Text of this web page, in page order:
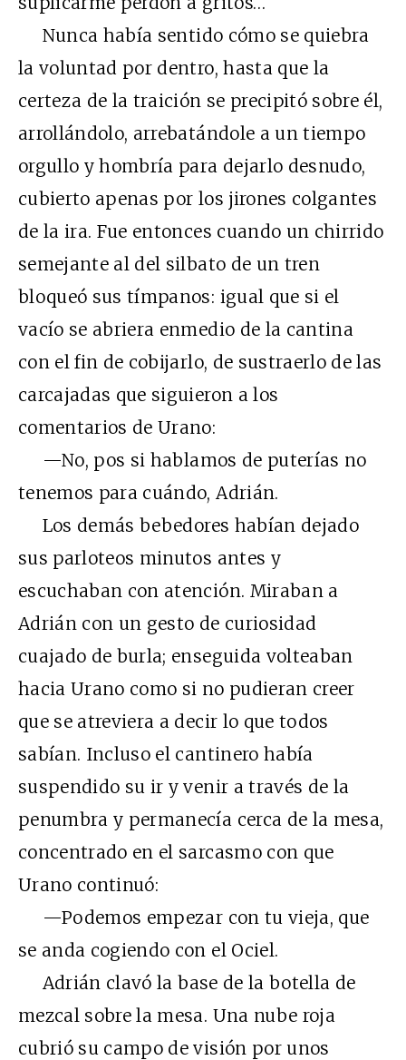
Nunca había sentido cómo se quiebra
la voluntad por dentro, hasta que la
certeza de la traición se precipitó sobre él,
arrollándolo, arrebatándole a un tiempo
orgullo y hombría para dejarlo desnudo,
cubierto apenas por los jirones colgantes
de la ira. Fue entonces cuando un chirrido
semejante al del silbato de un tren
bloqueó sus tímpanos: igual que si el
vacío se abriera enmedio de la cantina
con el fin de cobijarlo, de sustraerlo de las
carcajadas que siguieron a los
comentarios de Urano:
—No, pos si hablamos de puterías no
tenemos para cuándo, Adrián.
Los demás bebedores habían dejado
sus parloteos minutos antes y
escuchaban con atención. Miraban a
Adrián con un gesto de curiosidad
cuajado de burla; enseguida volteaban
hacia Urano como si no pudieran creer
que se atreviera a decir lo que todos
sabían. Incluso el cantinero había
suspendido su ir y venir a través de la
penumbra y permanecía cerca de la mesa,
concentrado en el sarcasmo con que
Urano continuó:
—Podemos empezar con tu vieja, que
se anda cogiendo con el Ociel.
Adrián clavó la base de la botella de
mezcal sobre la mesa. Una nube roja
cubrió su campo de visión por unos